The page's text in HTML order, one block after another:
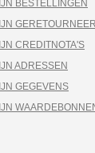
BESTELLINGEN
CREDITNOTA'S
ADRESSEN
GEGEVENS